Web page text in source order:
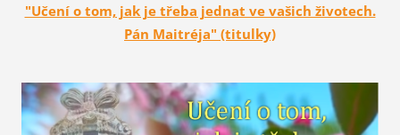
"Učení o tom, jak je třeba jednat ve vašich životech.
Pán Maitréja" (titulky)